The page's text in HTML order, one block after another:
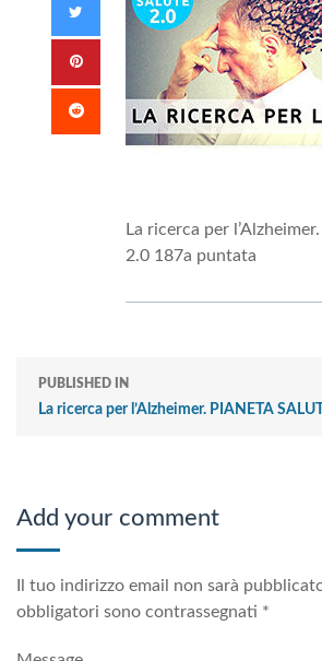
La ricerca per
2.0 187a puntata
PUBLISHED IN
La ricerca per l’Alzheimer. PIANETA
Add your comment
Il tuo indirizzo email non sarà
obbligatori sono contrassegnati *